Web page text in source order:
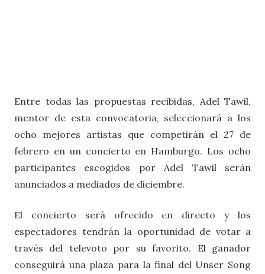
Entre todas las propuestas recibidas, Adel Tawil,
mentor de esta convocatoria, seleccionará a los
ocho mejores artistas que competirán el 27 de
febrero en un concierto en Hamburgo. Los ocho
participantes escogidos por Adel Tawil serán
anunciados a mediados de diciembre.
El concierto será ofrecido en directo y los
espectadores tendrán la oportunidad de votar a
través del televoto por su favorito. El ganador
conseguirá una plaza para la final del Unser Song